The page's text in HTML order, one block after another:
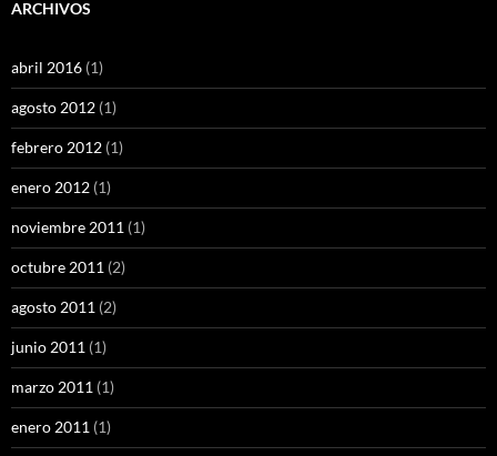
ARCHIVOS
abril 2016 (1)
agosto 2012 (1)
febrero 2012 (1)
enero 2012 (1)
noviembre 2011 (1)
octubre 2011 (2)
agosto 2011 (2)
junio 2011 (1)
marzo 2011 (1)
enero 2011 (1)